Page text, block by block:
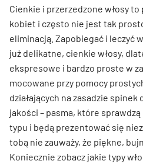
Cienkie i przerzedzone włosy
kobiet i często nie jest tak
eliminacją. Zapobiegać i leczyć
już delikatne, cienkie włosy,
ekspresowe i bardzo proste w
mocowane przy pomocy
działających na zasadzie spinek
jakości – pasma, które
typu i będą prezentować się
tobą nie zauważy, że piękne,
Koniecznie zobacz jakie typy